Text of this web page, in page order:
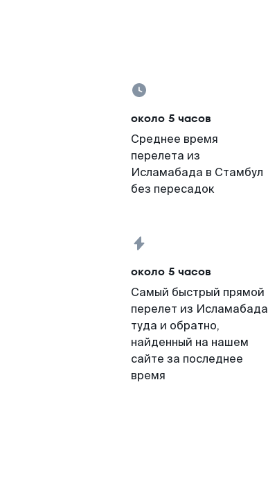
около 5 часов
Среднее время
перелета из
Исламабада в Стамбул
без пересадок
около 5 часов
Самый быстрый прямой
перелет из Исламабада
туда и обратно,
найденный на нашем
сайте за последнее
время